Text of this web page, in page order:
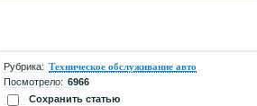
Рубрика: Техническое обслуживание авто
Посмотрело: 6966
Сохранить статью